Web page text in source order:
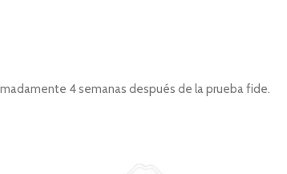
4 semanas después de la prueba fide.